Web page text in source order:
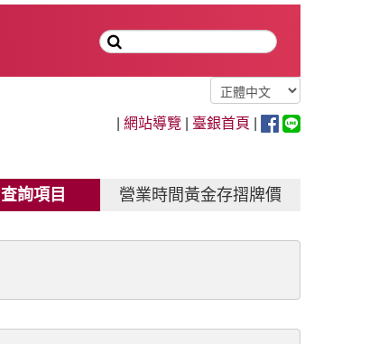
網站導覽 臺銀首頁
查詢項目 營業時間黃金存摺牌價